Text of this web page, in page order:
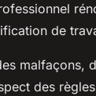
de
malfaçons,
des